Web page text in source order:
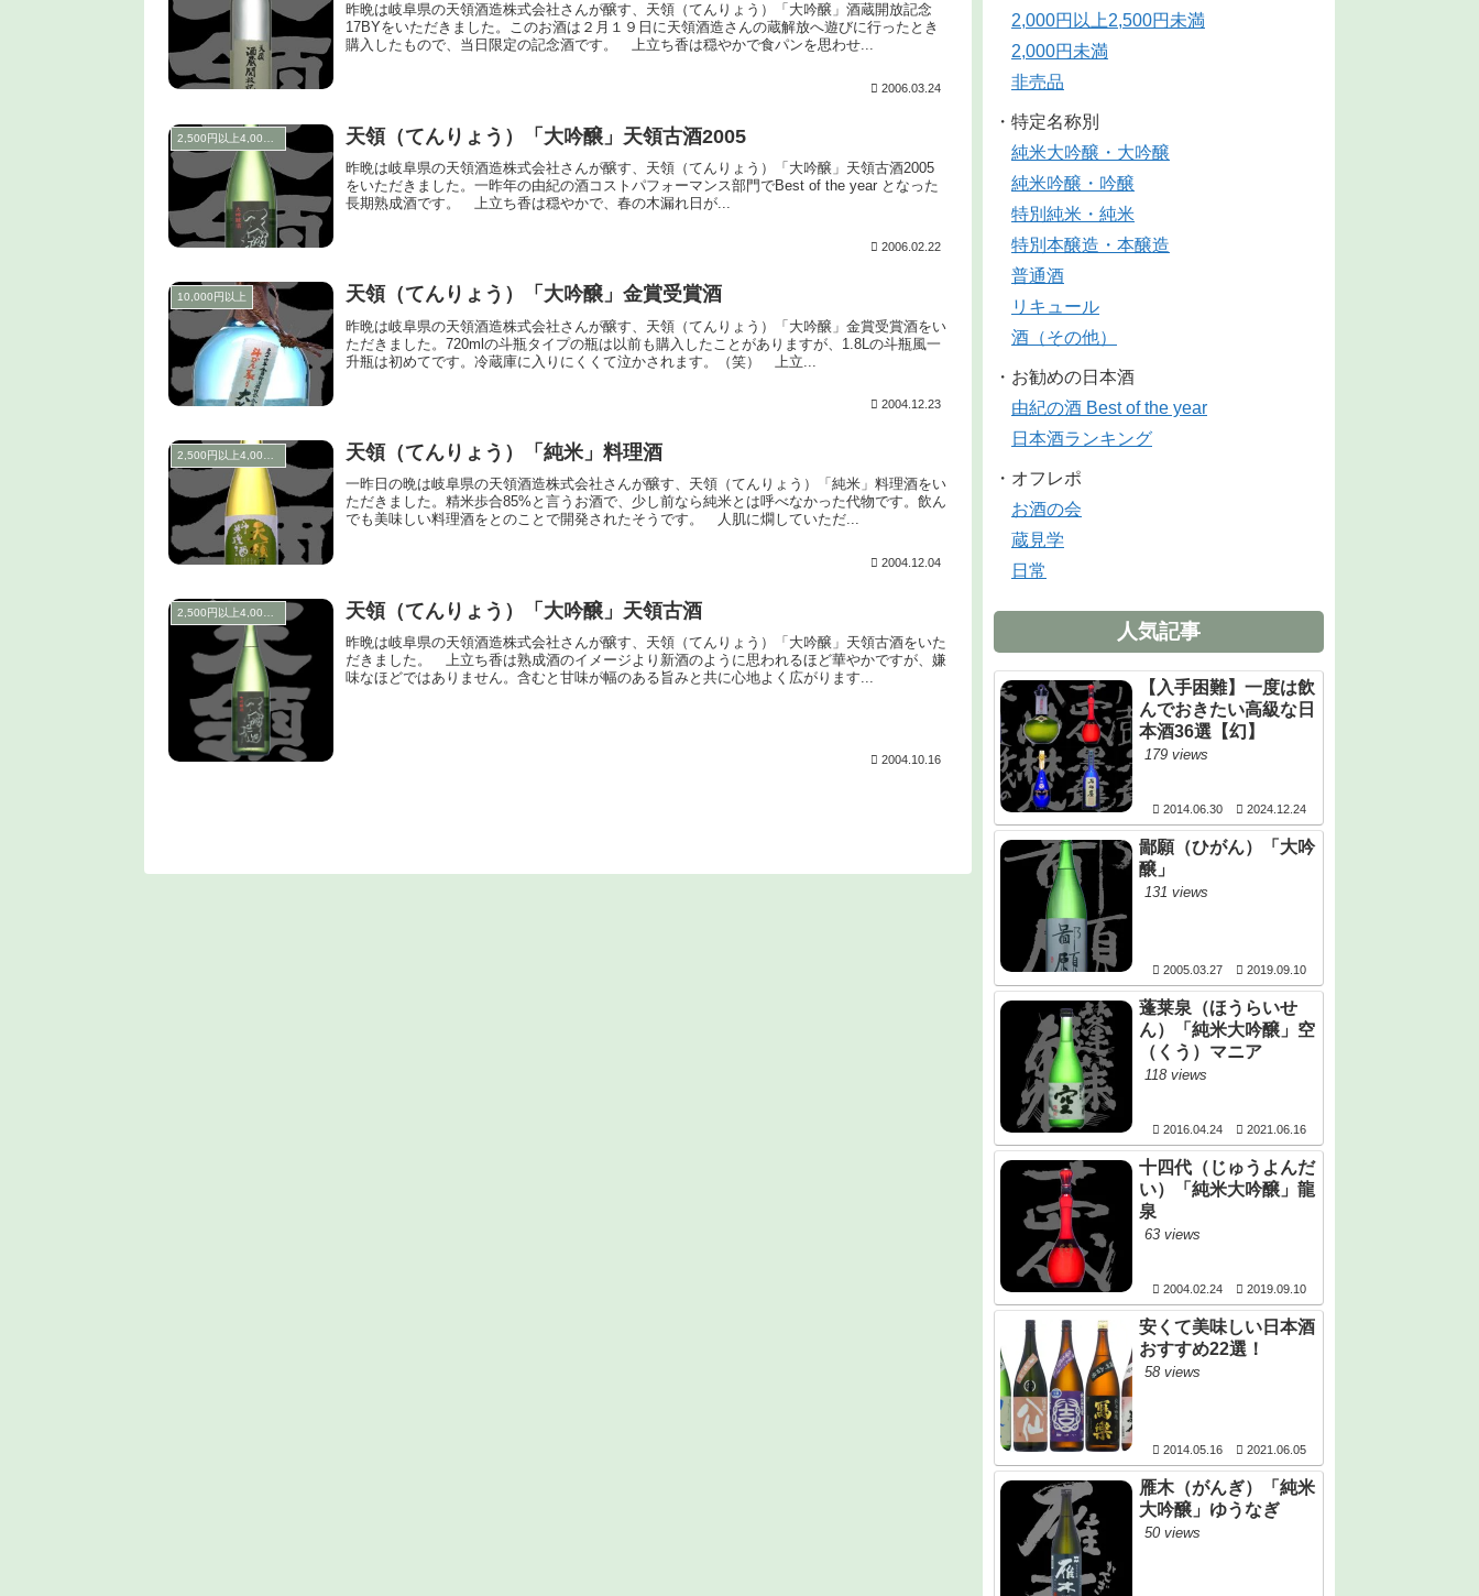
昨晩は岐阜県の天領酒造株式会社さんが醸す、天領（てんりょう）「大吟醸」酒蔵開放記念
17BYをいただきました。このお酒は２月１９日に天領酒造さんの蔵解放へ遊びに行ったとき
購入したもので、当日限定の記念酒です。 上立ち香は穏やかで食パンを思わせ...
2006.03.24
天領（てんりょう）「大吟醸」天領古酒2005
昨晩は岐阜県の天領酒造株式会社さんが醸す、天領（てんりょう）「大吟醸」天領古酒2005
をいただきました。一昨年の由紀の酒コストパフォーマンス部門でBest of the year となった
長期熟成酒です。 上立ち香は穏やかで、春の木漏れ日が...
2006.02.22
10,000円以上 天領（てんりょう）「大吟醸」金賞受賞酒
昨晩は岐阜県の天領酒造株式会社さんが醸す、天領（てんりょう）「大吟醸」金賞受賞酒をい
ただきました。720mlの斗瓶タイプの瓶は以前も購入したことがありますが、1.8Lの斗瓶風一
升瓶は初めてです。冷蔵庫に入りにくくて泣かされます。（笑） 上立...
2004.12.23
天領（てんりょう）「純米」料理酒
一昨日の晩は岐阜県の天領酒造株式会社さんが醸す、天領（てんりょう）「純米」料理酒をい
ただきました。精米歩合85%と言うお酒で、少し前なら純米とは呼べなかった代物です。飲ん
でも美味しい料理酒をとのことで開発されたそうです。 人肌に燗していただ...
2004.12.04
2,500円以上4,000円未満 天領（てんりょう）「大吟醸」天領古酒
昨晩は岐阜県の天領酒造株式会社さんが醸す、天領（てんりょう）「大吟醸」天領古酒をいた
だきました。 上立ち香は熟成酒のイメージより新酒のように思われるほど華やかですが、嫌
味なほどではありません。含むと甘味が幅のある旨みと共に心地よく広がります...
2004.10.16
2,000円以上2,500円未満
2,000円未満
非売品
・特定名称別
純米大吟醸・大吟醸
純米吟醸・吟醸
特別純米・純米
特別本醸造・本醸造
普通酒
リキュール
酒（その他）
・お勧めの日本酒
由紀の酒 Best of the year
日本酒ランキング
・オフレポ
お酒の会
蔵見学
日常
人気記事
【入手困難】一度は飲
んでおきたい高級な日
本酒36選【幻】
179 views
2014.06.30 2024.12.24
鄙願（ひがん）「大吟
醸」
131 views
2005.03.27 2019.09.10
蓬莱泉（ほうらいせ
ん）「純米大吟醸」空
（くう）マニア
118 views
2016.04.24 2021.06.16
十四代（じゅうよんだ
い）「純米大吟醸」龍
泉
63 views
2004.02.24 2019.09.10
安くて美味しい日本酒
おすすめ22選！
58 views
2014.05.16 2021.06.05
雁木（がんぎ）「純米
大吟醸」ゆうなぎ
50 views